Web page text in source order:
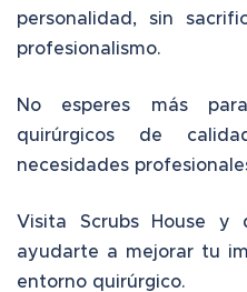
personalidad, sin
profesionalismo.
No esperes más
quirúrgicos de
necesidades
Visita Scrubs House y
ayudarte a mejorar tu
entorno quirúrgico.